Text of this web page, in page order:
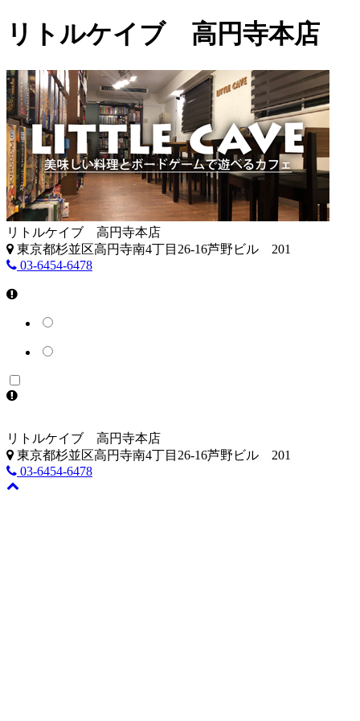
リトルケイブ 高円寺本店
リトルケイブ 高円寺本店
東京都杉並区高円寺南4丁目26-16芦野ビル 201
03-6454-6478
リトルケイブ 高円寺本店
東京都杉並区高円寺南4丁目26-16芦野ビル 201
03-6454-6478